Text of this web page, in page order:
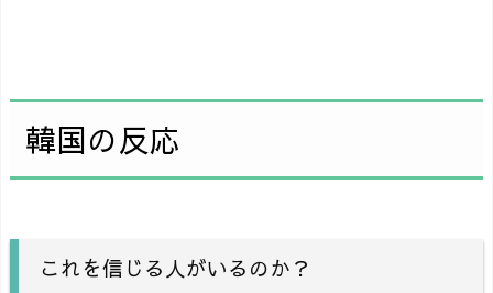
韓国の反応
これを信じる人がいるのか？